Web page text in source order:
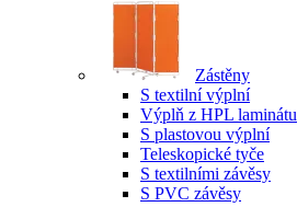
Zástěny
S textilní výplní
Výplň z HPL laminátu
S plastovou výplní
Teleskopické tyče
S textilními závěsy
S PVC závěsy